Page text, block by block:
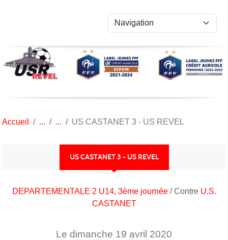
Accueil US CASTANET 3 - US REVEL
US CASTANET 3 - US REVEL
DEPARTEMENTALE 2 U14, 3ème journée / Contre U.S.
CASTANET
Le dimanche 19 avril 2020